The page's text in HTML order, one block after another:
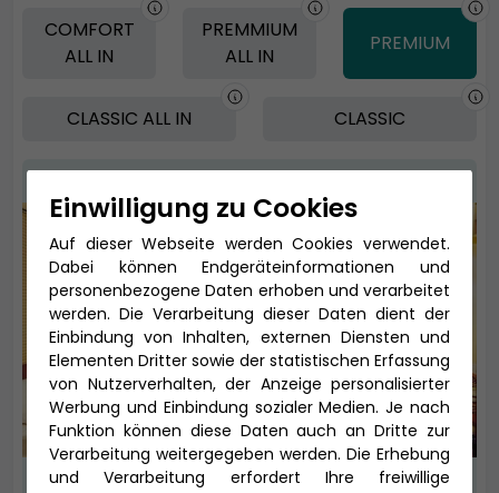
COMFORT
ALL IN
PREMMIUM
ALL IN
PREMIUM
CLASSIC ALL IN CLASSIC
Einwilligung zu Cookies
Auf dieser Webseite werden Cookies verwendet.
Dabei können Endgeräteinformationen und
personenbezogene Daten erhoben und verarbeitet
werden. Die Verarbeitung dieser Daten dient der
Einbindung von Inhalten, externen Diensten und
Elementen Dritter sowie der statistischen Erfassung
von Nutzerverhalten, der Anzeige personalisierter
Werbung und Einbindung sozialer Medien. Je nach
Funktion können diese Daten auch an Dritte zur
Verarbeitung weitergegeben werden. Die Erhebung
und Verarbeitung erfordert Ihre freiwillige